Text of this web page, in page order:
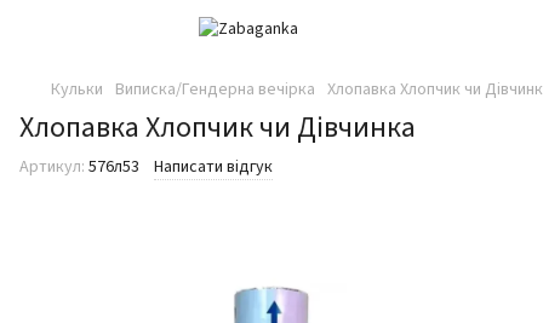
Кульки Виписка/Гендерна вечірка Хлопавка Хлопчик чи
Хлопавка Хлопчик чи Дівчинка
Артикул: 576л53 Написати відгук